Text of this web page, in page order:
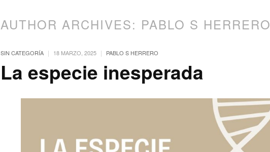
AUTHOR ARCHIVES: PABLO S HERRERO
SIN CATEGORÍA | 18 MARZO, 2025 | PABLO S HERRERO
La especie inesperada